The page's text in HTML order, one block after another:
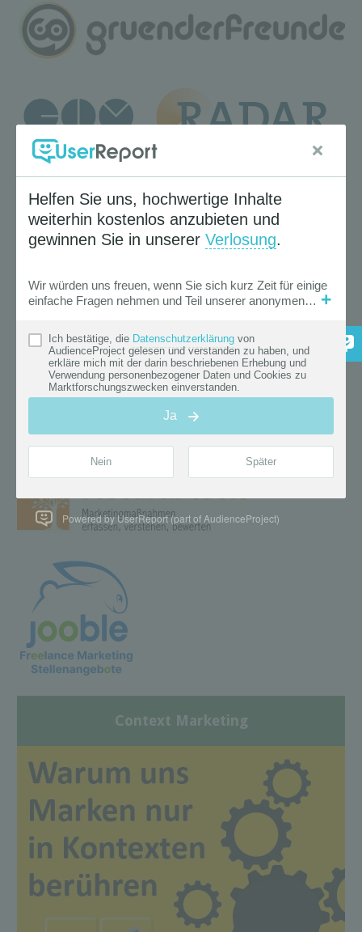
Context Marketing
Powered by UserReport (part of AudienceProject)